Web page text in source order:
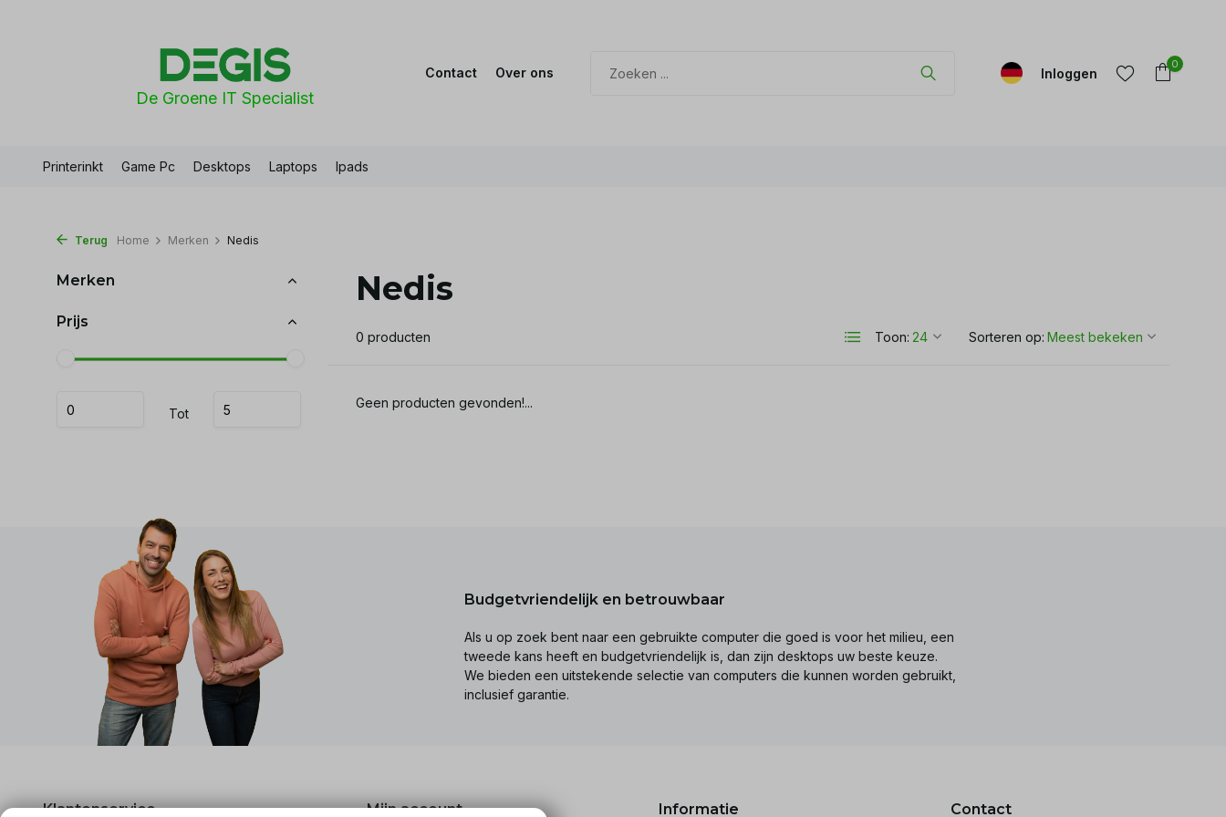
De Groene IT Specialist
Contact Over ons Inloggen
0
Printerinkt Game Pc Desktops Laptops Ipads
Terug Home Merken Nedis
Merken
Prijs
Tot
Nedis
0 producten Toon: Sorteren op:
Geen producten gevonden!...
Budgetvriendelijk en betrouwbaar
Als u op zoek bent naar een gebruikte computer die goed is voor het milieu, een
tweede kans heeft en budgetvriendelijk is, dan zijn desktops uw beste keuze.
We bieden een uitstekende selectie van computers die kunnen worden gebruikt,
inclusief garantie.
Klantenservice Mijn account Informatie Contact